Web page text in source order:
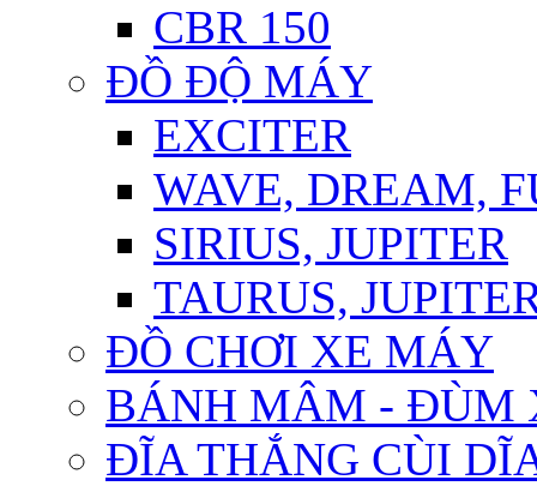
CBR 150
ĐỒ ĐỘ MÁY
EXCITER
WAVE, DREAM,
SIRIUS, JUPITER
TAURUS,
ĐỒ CHƠI XE MÁY
BÁNH MÂM - ĐÙM
ĐĨA THẮNG CÙI